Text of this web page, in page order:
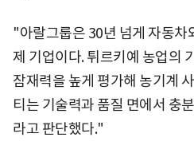
"아랄그룹은 30년 넘게 자동차
제 기업이다. 튀르키예 농업의
잠재력을 높게 평가해 농기계
티는 기술력과 품질 면에서 충
라고 판단했다."